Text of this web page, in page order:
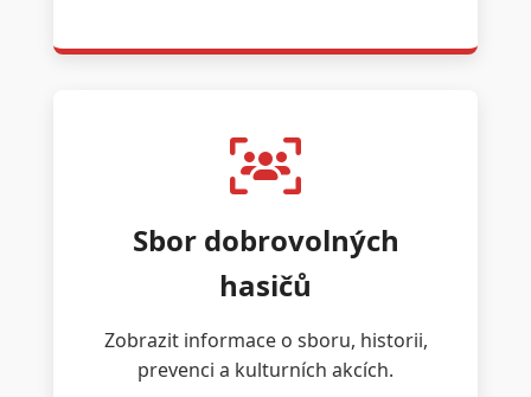
Sbor dobrovolných
hasičů
Zobrazit informace o sboru, historii,
prevenci a kulturních akcích.